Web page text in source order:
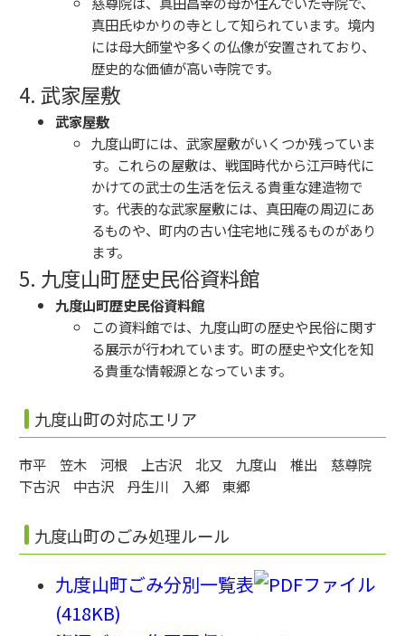
真田氏ゆかりの寺として知られています。境内
には母大師堂や多くの仏像が安置されており、
歴史的な価値が高い寺院です。
4. 武家屋敷
武家屋敷
九度山町には、武家屋敷がいくつか残っていま
す。これらの屋敷は、戦国時代から江戸時代に
かけての武士の生活を伝える貴重な建造物で
す。代表的な武家屋敷には、真田庵の周辺にあ
るものや、町内の古い住宅地に残るものがあり
ます。
5. 九度山町歴史民俗資料館
九度山町歴史民俗資料館
この資料館では、九度山町の歴史や民俗に関す
る展示が行われています。町の歴史や文化を知
る貴重な情報源となっています。
九度山町の対応エリア
市平 笠木 河根 上古沢 北又 九度山 椎出 慈尊院
下古沢 中古沢 丹生川 入郷 東郷
九度山町のごみ処理ルール
九度山町ごみ分別一覧表
(418KB)